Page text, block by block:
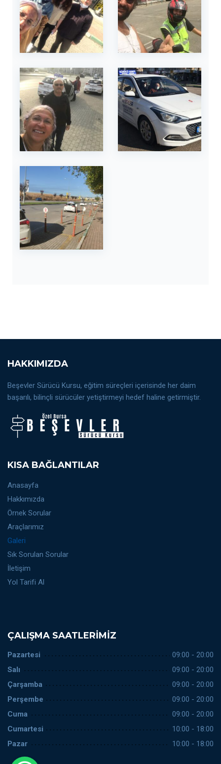
HAKKIMIZDA
Beşevler Sürücü Kursu, eğitim süreçleri içerisinde her daim
başarılı, bilinçli sürücüler yetiştirmeyi hedef haline getirmiştir.
KISA BAĞLANTILAR
Anasayfa
Hakkımızda
Örnek Sorular
Araçlarımız
Galeri
Sık Sorulan Sorular
İletişim
Yol Tarifi Al
ÇALIŞMA SAATLERIMIZ
Pazartesi
09:00 - 20:00
Salı
09:00 - 20:00
Çarşamba
09:00 - 20:00
Perşembe
09:00 - 20:00
Cuma
09:00 - 20:00
Cumartesi
10:00 - 18:00
Pazar
10:00 - 18:00